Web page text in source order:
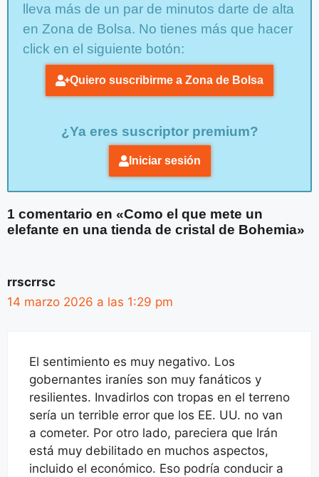
lleva más de un par de minutos darte de alta
en Zona de Bolsa. No tienes más que hacer
click en el siguiente botón:
Quiero suscribirme a Zona de Bolsa
¿Ya eres suscriptor premium?
Iniciar sesión
1 comentario en «Como el que mete un
elefante en una tienda de cristal de Bohemia»
rrscrrsc
14 marzo 2026 a las 1:29 pm
El sentimiento es muy negativo. Los
gobernantes iraníes son muy fanáticos y
resilientes. Invadirlos con tropas en el terreno
sería un terrible error que los EE. UU. no van
a cometer. Por otro lado, pareciera que Irán
está muy debilitado en muchos aspectos,
incluido el económico. Eso podría conducir a